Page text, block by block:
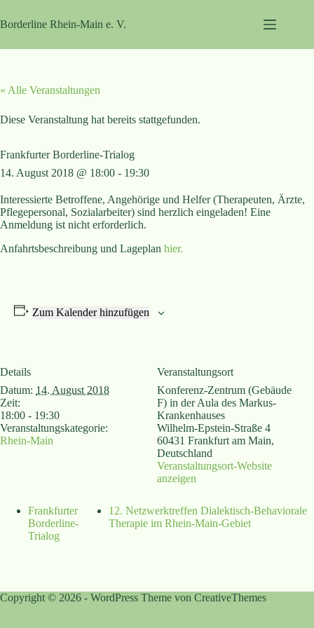
Inhalt
springen
Borderline Rhein-Main e. V.
« Alle Veranstaltungen
Diese Veranstaltung hat bereits stattgefunden.
Frankfurter Borderline-Trialog
14. August 2018 @ 18:00 - 19:30
Interessierte Betroffene, Angehörige und Helfer (Therapeuten, Ärzte,
Pflegepersonal, Sozialarbeiter) sind herzlich eingeladen! Eine
Anmeldung ist nicht erforderlich.
Anfahrtsbeschreibung und Lageplan hier.
Zum Kalender hinzufügen
Details
Datum: 14. August 2018
Zeit:
18:00 - 19:30
Veranstaltungskategorie:
Rhein-Main
Veranstaltungsort
Konferenz-Zentrum (Gebäude
F) in der Aula des Markus-
Krankenhauses
Wilhelm-Epstein-Straße 4
60431 Frankfurt am Main,
Deutschland
Veranstaltungsort-Website
anzeigen
Frankfurter
Borderline-
Trialog
12. Netzwerktreffen Dialektisch-Behaviorale
Therapie im Rhein-Main-Gebiet
Copyright © 2026 - WordPress Theme von CreativeThemes